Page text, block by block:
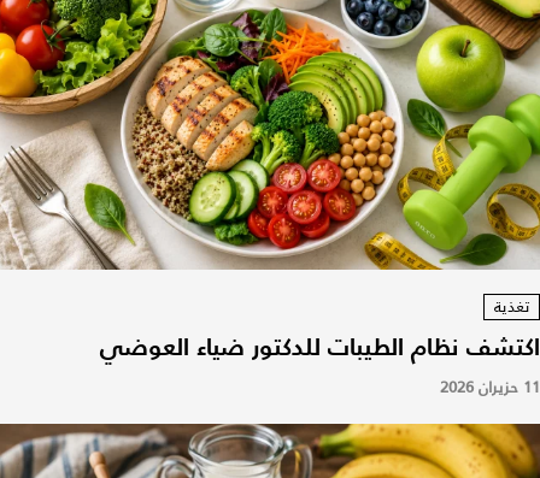
تغذية
اكتشف نظام الطيبات للدكتور ضياء العوضي
11 حزيران 2026